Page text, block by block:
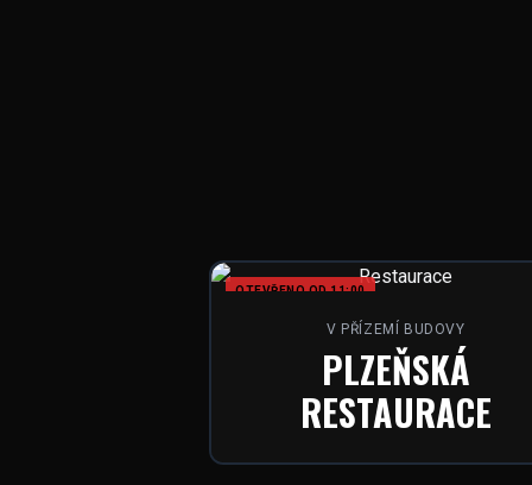
OTEVŘENO OD 11:00
V PŘÍZEMÍ BUDOVY
PLZEŇSKÁ
RESTAURACE